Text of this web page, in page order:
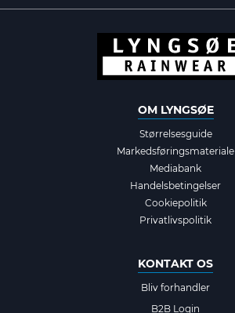
OM LYNGSØE
Størrelsesguide
Markedsføringsmateriale
Mediabank
Handelsbetingelser
Cookiepolitik
Privatlivspolitik
KONTAKT OS
Bliv forhandler
B2B Login